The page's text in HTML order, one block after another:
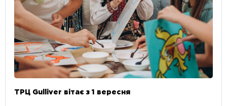
ТРЦ Gulliver вітає з 1 вересня